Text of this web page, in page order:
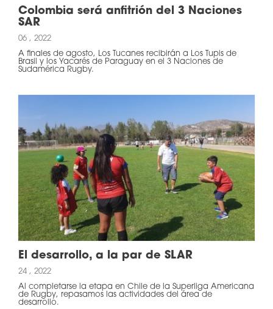
Colombia será anfitrión del 3 Naciones
SAR
06 , 2022
A finales de agosto, Los Tucanes recibirán a Los Tupis de
Brasil y los Yacarés de Paraguay en el 3 Naciones de
Sudamérica Rugby.
El desarrollo, a la par de SLAR
24 , 2022
Al completarse la etapa en Chile de la Superliga Americana
de Rugby, repasamos las actividades del área de
desarrollo.